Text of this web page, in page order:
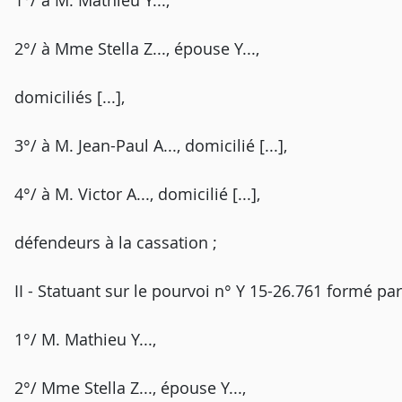
2°/ à Mme Stella Z..., épouse Y...,
domiciliés [...],
3°/ à M. Jean-Paul A..., domicilié [...],
4°/ à M. Victor A..., domicilié [...],
défendeurs à la cassation ;
II - Statuant sur le pourvoi n° Y 15-26.761 formé
1°/ M. Mathieu Y...,
2°/ Mme Stella Z..., épouse Y...,